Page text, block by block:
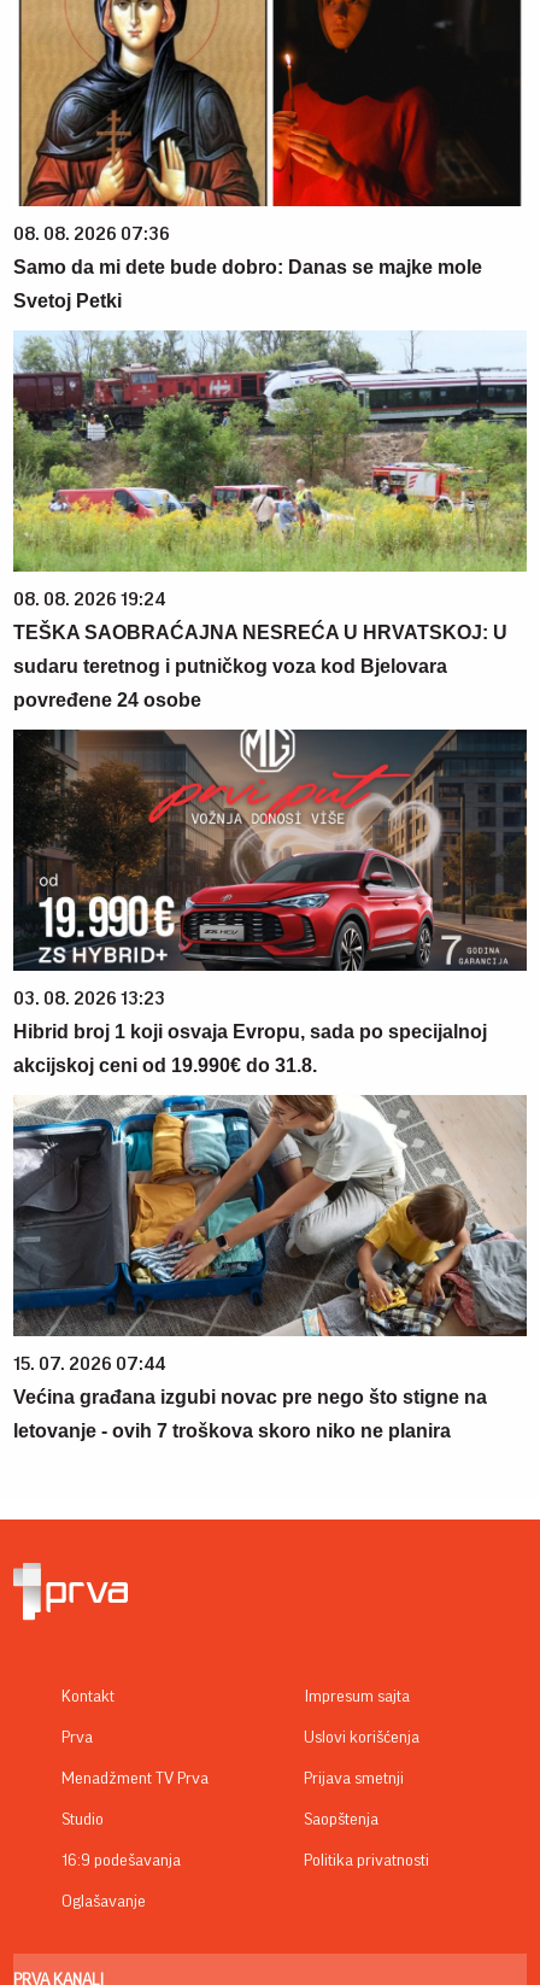
08. 08. 2026 07:36
Samo da mi dete bude dobro: Danas se majke mole
Svetoj Petki
08. 08. 2026 19:24
TEŠKA SAOBRAĆAJNA NESREĆA U HRVATSKOJ: U
sudaru teretnog i putničkog voza kod Bjelovara
povređene 24 osobe
03. 08. 2026 13:23
Hibrid broj 1 koji osvaja Evropu, sada po specijalnoj
akcijskoj ceni od 19.990€ do 31.8.
15. 07. 2026 07:44
Većina građana izgubi novac pre nego što stigne na
letovanje - ovih 7 troškova skoro niko ne planira
Kontakt
Prva
Menadžment TV Prva
Studio
16:9 podešavanja
Oglašavanje
Impresum sajta
Uslovi korišćenja
Prijava smetnji
Saopštenja
Politika privatnosti
PRVA KANALI